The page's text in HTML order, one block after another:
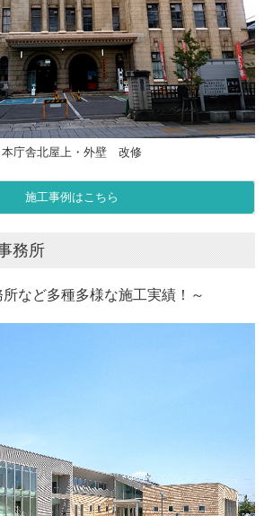
本庁舎北屋上・外壁 改修
施工事例はこちら
務所
など多種多様な施工実績！～